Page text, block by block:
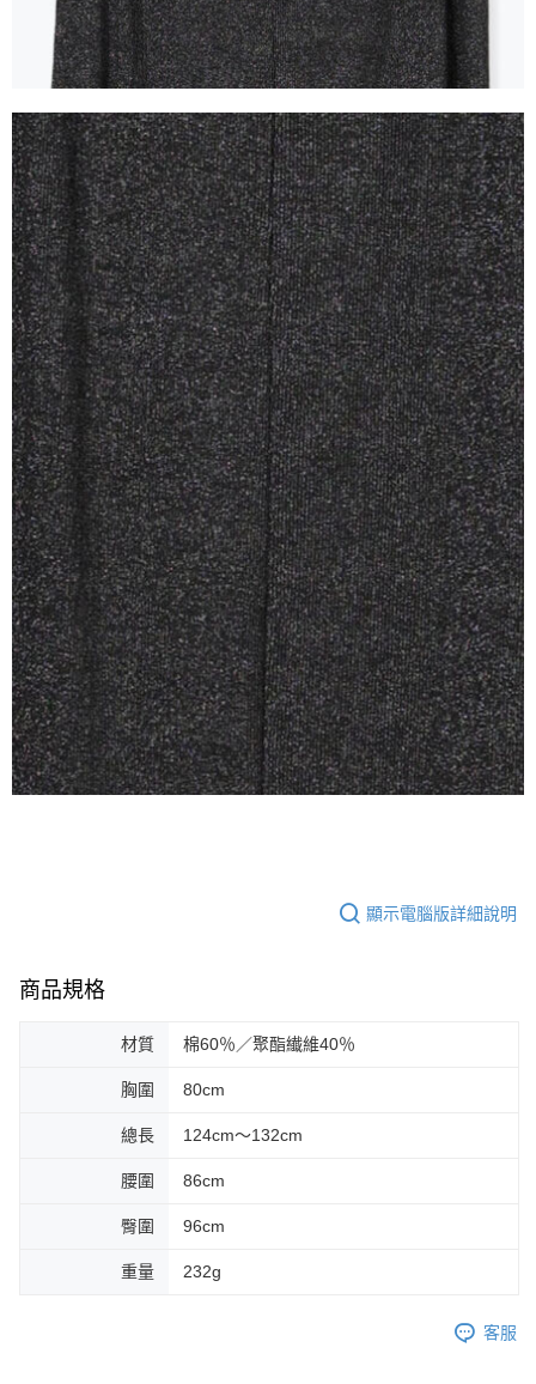
顯示電腦版詳細說明
商品規格
材質 棉60％／聚酯纎維40％
胸圍 80cm
總長 124cm～132cm
腰圍 86cm
臀圍 96cm
重量 232g
客服